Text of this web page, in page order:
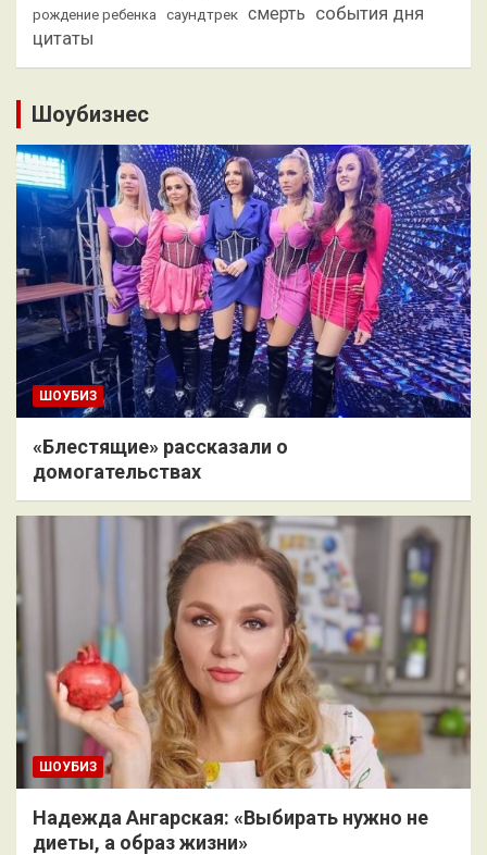
рождение ребенка саундтрек смерть события дня
цитаты
Шоубизнес
ШОУБИЗ
«Блестящие» рассказали о
домогательствах
ШОУБИЗ
Надежда Ангарская: «Выбирать нужно не
диеты, а образ жизни»